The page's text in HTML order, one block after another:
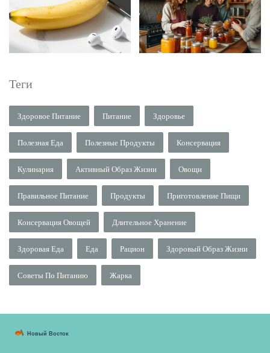
Теги
Здоровое Питание Питание Здоровье
Полезная Еда Полезные Продукты Консервация
Кулинария Активный Образ Жизни Овощи
Правильное Питание Продукты Приготовление Пищи
Консервация Овощей Длительное Хранение
Здоровая Еда Еда Рацион Здоровый Образ Жизни
Советы По Питанию Жарка